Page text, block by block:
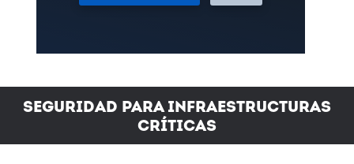
Seguridad para Infraestructuras
Críticas